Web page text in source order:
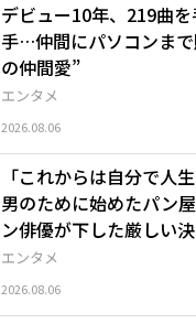
エンタメ
デビュー10年、219曲
手…仲間にパソコンま
の仲間愛”
2026.08.06
エンタメ
「これからは自分で人
男のために始めたパン
ン俳優が下した厳しい
2026.08.06